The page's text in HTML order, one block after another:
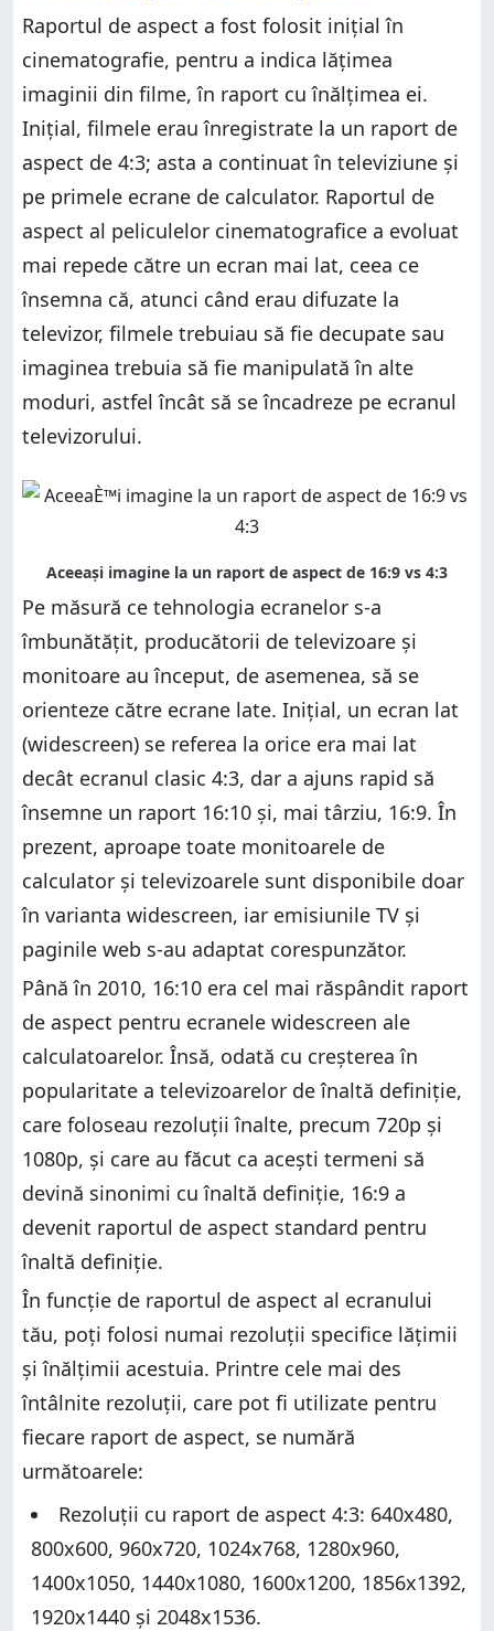
Raportul de aspect a fost folosit inițial în
cinematografie, pentru a indica lățimea
imaginii din filme, în raport cu înălțimea ei.
Inițial, filmele erau înregistrate la un raport de
aspect de 4:3; asta a continuat în televiziune și
pe primele ecrane de calculator. Raportul de
aspect al peliculelor cinematografice a evoluat
mai repede către un ecran mai lat, ceea ce
însemna că, atunci când erau difuzate la
televizor, filmele trebuiau să fie decupate sau
imaginea trebuia să fie manipulată în alte
moduri, astfel încât să se încadreze pe ecranul
televizorului.
Pe măsură ce tehnologia ecranelor s-a
îmbunătățit, producătorii de televizoare și
monitoare au început, de asemenea, să se
orienteze către ecrane late. Inițial, un ecran lat
(widescreen) se referea la orice era mai lat
decât ecranul clasic 4:3, dar a ajuns rapid să
însemne un raport 16:10 și, mai târziu, 16:9. În
prezent, aproape toate monitoarele de
calculator și televizoarele sunt disponibile doar
în varianta widescreen, iar emisiunile TV și
paginile web s-au adaptat corespunzător.
Până în 2010, 16:10 era cel mai răspândit raport
de aspect pentru ecranele widescreen ale
calculatoarelor. Însă, odată cu creșterea în
popularitate a televizoarelor de înaltă definiție,
care foloseau rezoluții înalte, precum 720p și
1080p, și care au făcut ca acești termeni să
devină sinonimi cu înaltă definiție, 16:9 a
devenit raportul de aspect standard pentru
înaltă definiție.
În funcție de raportul de aspect al ecranului
tău, poți folosi numai rezoluții specifice lățimii
și înălțimii acestuia. Printre cele mai des
întâlnite rezoluții, care pot fi utilizate pentru
fiecare raport de aspect, se numără
următoarele:
Rezoluții cu raport de aspect 4:3: 640x480,
800x600, 960x720, 1024x768, 1280x960,
1400x1050, 1440x1080, 1600x1200, 1856x1392,
1920x1440 și 2048x1536.